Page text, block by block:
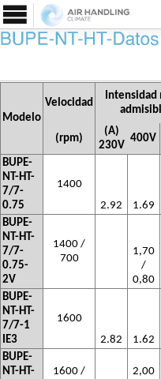
Modelo
Velocidad
Intensidad
(rpm)
(A)
230V
400V
BUPE-
NT-HT-
7/7-
0.75
1400
2.92
1.69
BUPE-
NT-HT-
7/7-
0.75-
2V
1400 /
700
1,70
/
0,80
BUPE-
NT-HT-
7/7-1
IE3
1600
2.82
1.62
BUPE-
NT-HT-
1600 /
2,00